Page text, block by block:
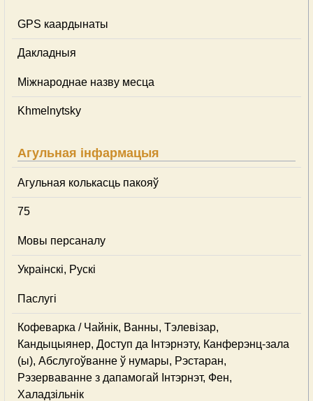
GPS каардынаты
Дакладныя
Міжнароднае назву месца
Khmelnytsky
Агульная інфармацыя
Агульная колькасць пакояў
75
Мовы персаналу
Украінскі, Рускі
Паслугі
Кофеварка / Чайнік, Ванны, Тэлевізар,
Кандыцыянер, Доступ да Інтэрнэту, Канферэнц-зала
(ы), Абслугоўванне ў нумары, Рэстаран,
Рэзерваванне з дапамогай Інтэрнэт, Фен,
Халадзільнік